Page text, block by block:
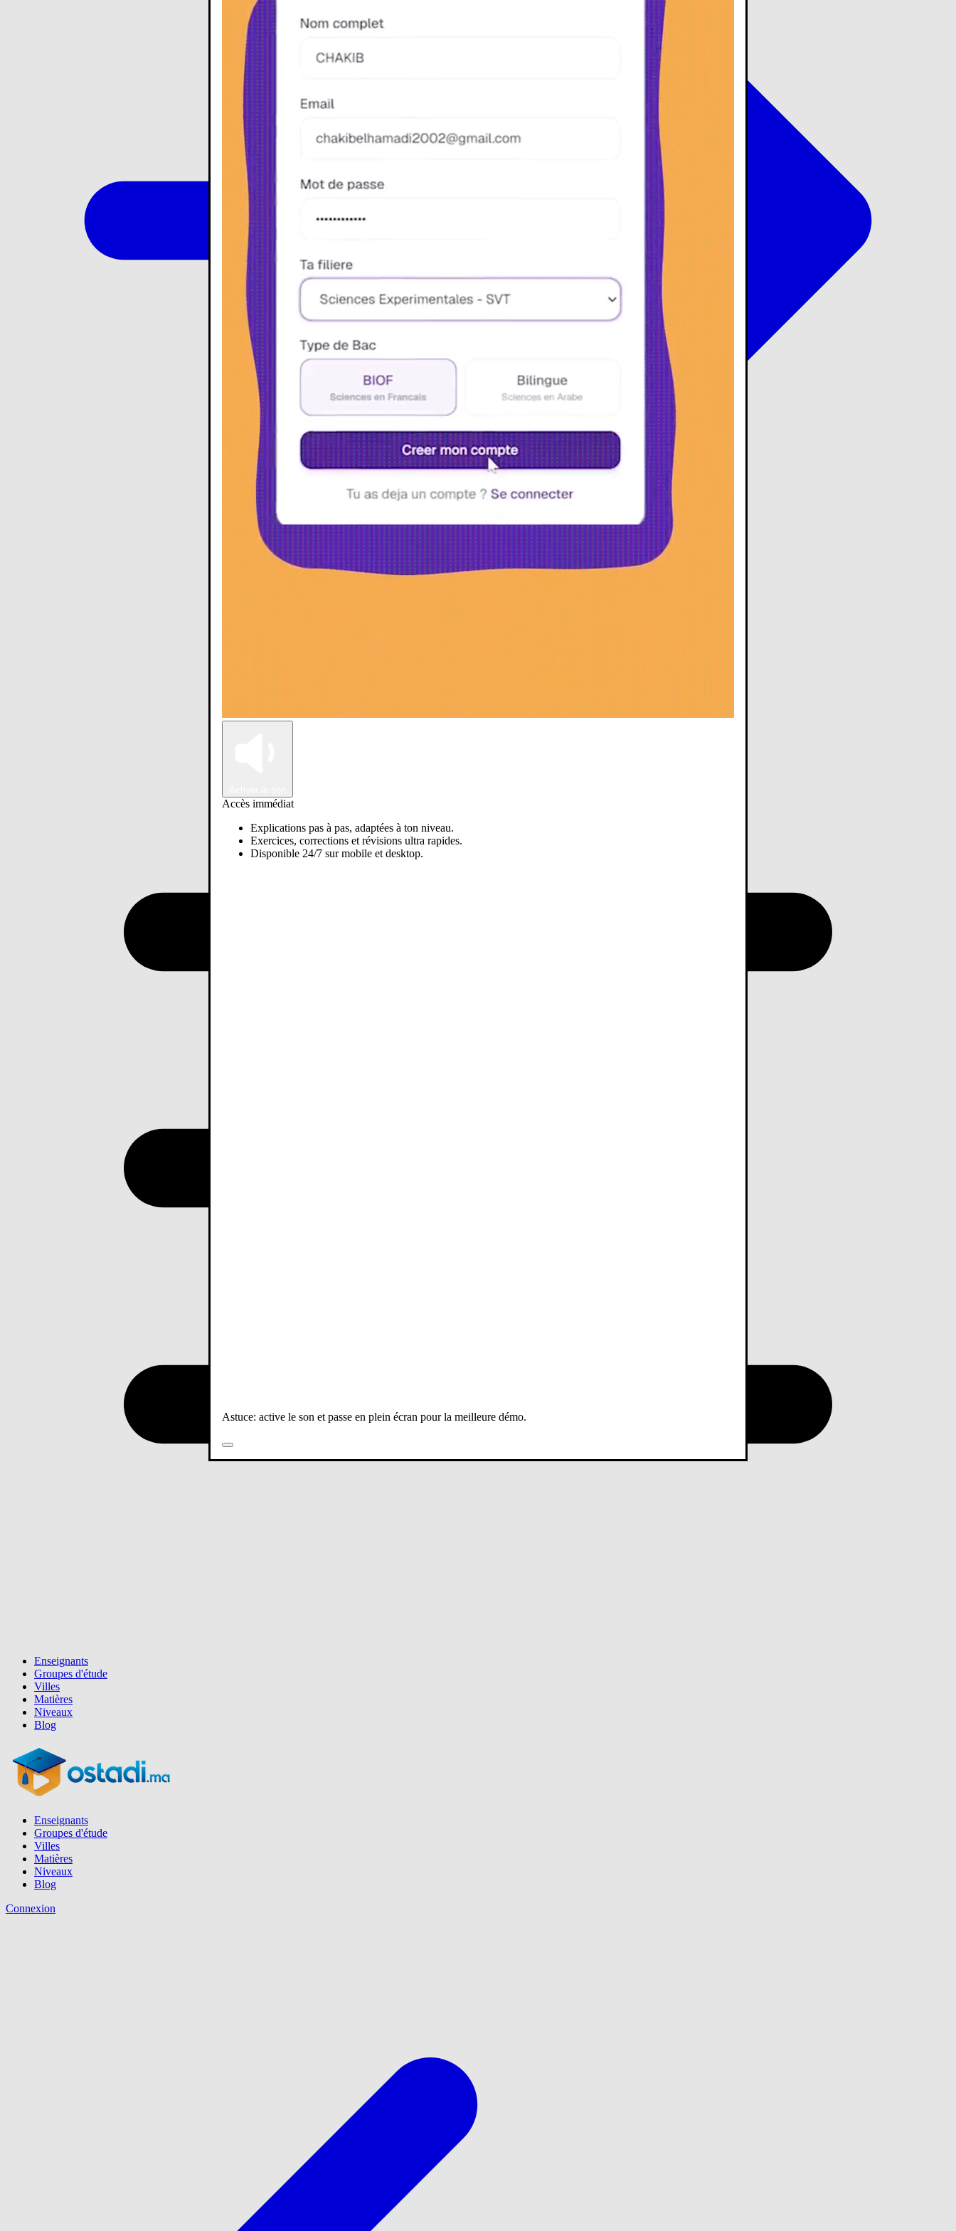
Enseignants
Groupes d'étude
Villes
Matières
Niveaux
Blog
Enseignants
Groupes d'étude
Villes
Matières
Niveaux
Blog
Connexion
Accès immédiat
Explications pas à pas, adaptées à ton niveau.
Exercices, corrections et révisions ultra rapides.
Disponible 24/7 sur mobile et desktop.
Astuce: active le son et passe en plein écran pour la meilleure démo.